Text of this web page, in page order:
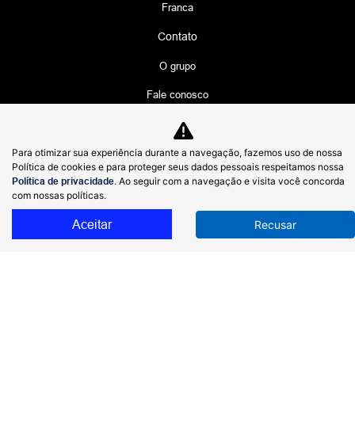
Franca
Contato
O grupo
Fale conosco
Trabalhe conosco
Política de privacidade
LGPD
Código de Ética e Conduta
Canal de Denúncias
Para otimizar sua experiência durante a navegação, fazemos uso de nossa
Política de cookies e para proteger seus dados pessoais respeitamos nossa
Política de privacidade. Ao seguir com a navegação e visita você concorda
com nossas políticas.
Aceitar Recusar